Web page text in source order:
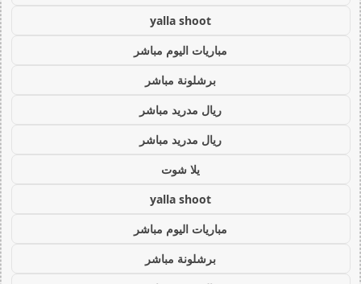
yalla shoot
مباريات اليوم مباشر
برشلونة مباشر
ريال مدريد مباشر
ريال مدريد مباشر
يلا شوت
yalla shoot
مباريات اليوم مباشر
برشلونة مباشر